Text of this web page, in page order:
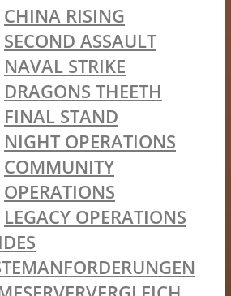
CHINA RISING
SECOND ASSAULT
NAVAL STRIKE
DRAGONS THEETH
FINAL STAND
NIGHT OPERATIONS
COMMUNITY
OPERATIONS
LEGACY OPERATIONS